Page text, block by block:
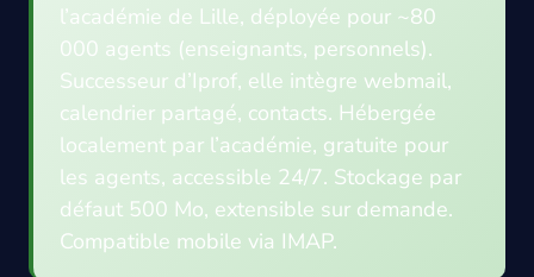
l’académie de Lille, déployée pour ~80
000 agents (enseignants, personnels).
Successeur d’Iprof, elle intègre webmail,
calendrier partagé, contacts. Hébergée
localement par l’académie, gratuite pour
les agents, accessible 24/7. Stockage par
défaut 500 Mo, extensible sur demande.
Compatible mobile via IMAP.